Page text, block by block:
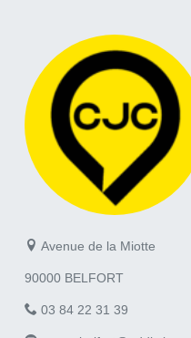
Avenue de la Miotte
90000 BELFORT
03 84 22 31 39